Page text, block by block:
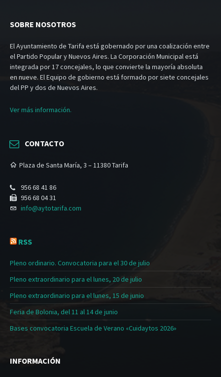
SOBRE NOSOTROS
El Ayuntamiento de Tarifa está gobernado por una coalización entre
el Partido Popular y Nuevos Aires. La Corporación Municipal está
integrada por 17 concejales, lo que convierte la mayoría absoluta
en nueve. El Equipo de gobierno está formado por siete concejales
del PP y dos de Nuevos Aires.
Ver más información.
CONTACTO
Plaza de Santa María, 3 – 11380 Tarifa
956 68 41 86
956 68 04 31
info@aytotarifa.com
RSS
Pleno ordinario. Convocatoria para el 30 de julio
Pleno extraordinario para el lunes, 20 de julio
Pleno extraordinario para el lunes, 15 de junio
Feria de Bolonia, del 11 al 14 de junio
Bases convocatoria Escuela de Verano «Cuidaytos 2026»
INFORMACIÓN